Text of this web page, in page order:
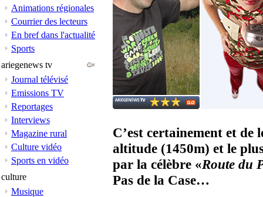
Animations régionales
Courrier des lecteurs
En bref dans l'actualité
Sports
ariegenews tv
Journal télévisé
Emissions TV
Reportages
Interviews
Magazine rural
Culture vidéo
Sports en vidéo
culture
Musique
C’est certainement et de
altitude (1450m) et le
par la célèbre «Route du
Pas de la Case…